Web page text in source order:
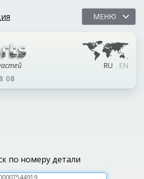
МЕНЮ
RU
EN
08
по номеру детали